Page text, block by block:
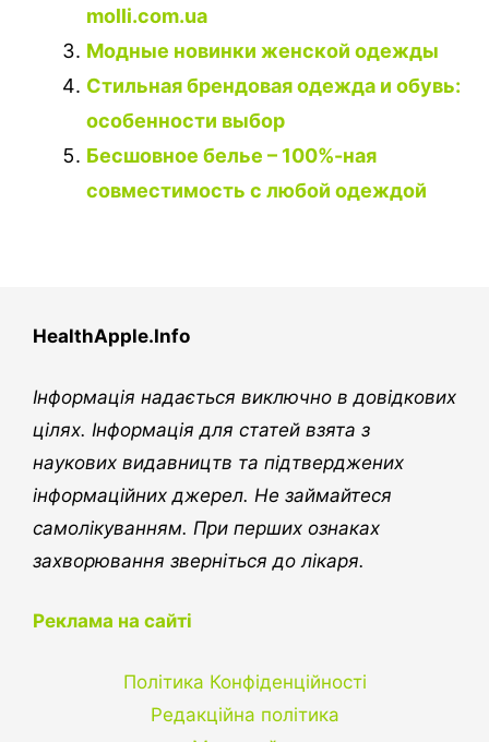
molli.com.ua
Модные новинки женской одежды
Стильная брендовая одежда и обувь:
особенности выбор
Бесшовное белье – 100%-ная
совместимость с любой одеждой
HealthApple.Info
Інформація надається виключно в довідкових
цілях. Інформація для статей взята з
наукових видавництв та підтверджених
інформаційних джерел. Не займайтеся
самолікуванням. При перших ознаках
захворювання зверніться до лікаря.
Реклама на сайті
Політика Конфіденційності
Редакційна політика